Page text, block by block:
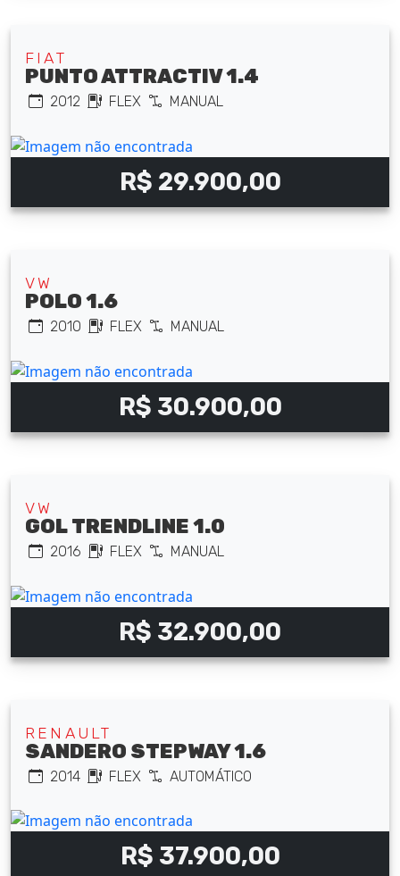
FIAT
PUNTO ATTRACTIV 1.4
2012 FLEX MANUAL
R$ 29.900,00
VW
POLO 1.6
2010 FLEX MANUAL
R$ 30.900,00
VW
GOL TRENDLINE 1.0
2016 FLEX MANUAL
R$ 32.900,00
RENAULT
SANDERO STEPWAY 1.6
2014 FLEX AUTOMÁTICO
R$ 37.900,00